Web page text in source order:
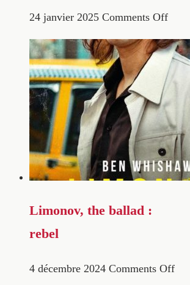
24 janvier 2025 Comments Off
Limonov, the ballad :
rebel
4 décembre 2024 Comments Off